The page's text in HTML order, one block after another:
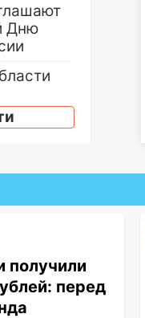
Дню
за
получили
перед